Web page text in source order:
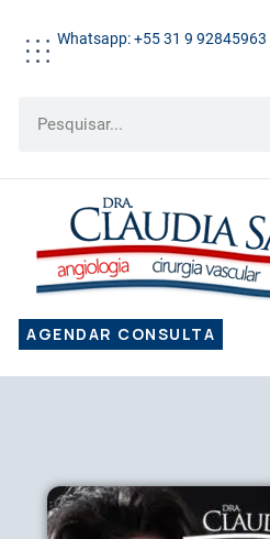
Whatsapp: +55 31 9 92845963
AGENDAR CONSULTA